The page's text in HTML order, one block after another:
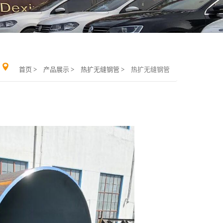
首页 > 产品展示 > 热扩无缝钢管 > 热扩无缝钢管